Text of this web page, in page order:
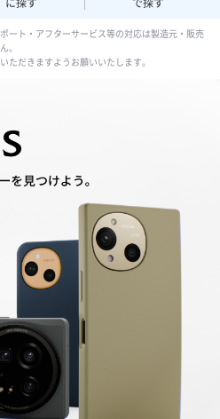
に探す
で探す
ート・アフターサービス等の対応は製造元・販売
。
ただきますようお願いいたします。